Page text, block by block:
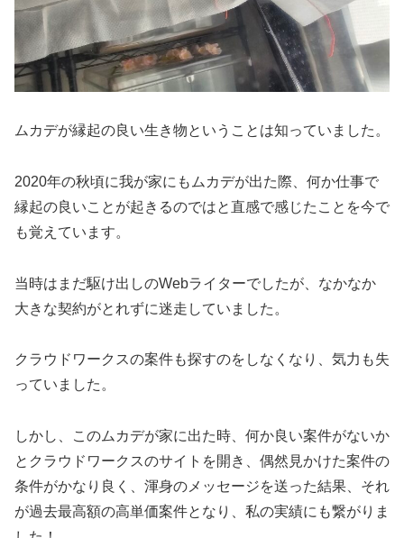
ムカデが縁起の良い生き物ということは知っていました。
2020年の秋頃に我が家にもムカデが出た際、何か仕事で
縁起の良いことが起きるのではと直感で感じたことを今で
も覚えています。
当時はまだ駆け出しのWebライターでしたが、なかなか
大きな契約がとれずに迷走していました。
クラウドワークスの案件も探すのをしなくなり、気力も失
っていました。
しかし、
このムカデが家に出た時、何か良い案件がないか
とクラウドワークスのサイトを開き、偶然見かけた案件の
条件がかなり良く、渾身のメッセージを送った結果、それ
が過去最高額の高単価案件となり、私の実績にも繋がりま